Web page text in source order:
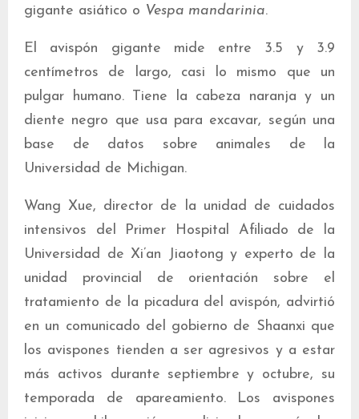
gigante asiático o Vespa mandarinia.
El avispón gigante mide entre 3.5 y 3.9
centímetros de largo, casi lo mismo que un
pulgar humano. Tiene la cabeza naranja y un
diente negro que usa para excavar, según una
base de datos sobre animales de la
Universidad de Michigan.
Wang Xue, director de la unidad de cuidados
intensivos del Primer Hospital Afiliado de la
Universidad de Xi’an Jiaotong y experto de la
unidad provincial de orientación sobre el
tratamiento de la picadura del avispón, advirtió
en un comunicado del gobierno de Shaanxi que
los avispones tienden a ser agresivos y a estar
más activos durante septiembre y octubre, su
temporada de apareamiento. Los avispones